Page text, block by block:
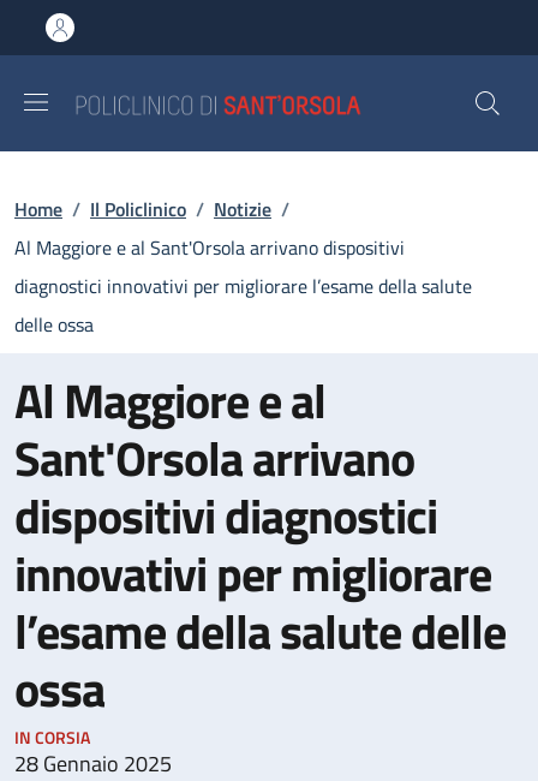
al contenuto principale
to footer content
Briciole di pane
Home / Il Policlinico / Notizie /
Al Maggiore e al Sant'Orsola arrivano dispositivi
diagnostici innovativi per migliorare l’esame della salute
delle ossa
Al Maggiore e al
Sant'Orsola arrivano
dispositivi diagnostici
innovativi per migliorare
l’esame della salute delle
ossa
IN CORSIA
28 Gennaio 2025